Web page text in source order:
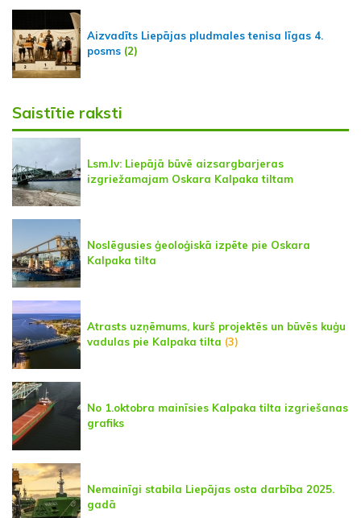
Aizvadīts Liepājas pludmales tenisa līgas 4.
posms (2)
Saistītie raksti
Lsm.lv: Liepājā būvē aizsargbarjeras
izgriežamajam Oskara Kalpaka tiltam
Noslēgusies ģeoloģiskā izpēte pie Oskara
Kalpaka tilta
Atrasts uzņēmums, kurš projektēs un būvēs kuģu
vadulas pie Kalpaka tilta (3)
No 1.oktobra mainīsies Kalpaka tilta izgriešanas
grafiks
Nemainīgi stabila Liepājas osta darbība 2025.
gadā